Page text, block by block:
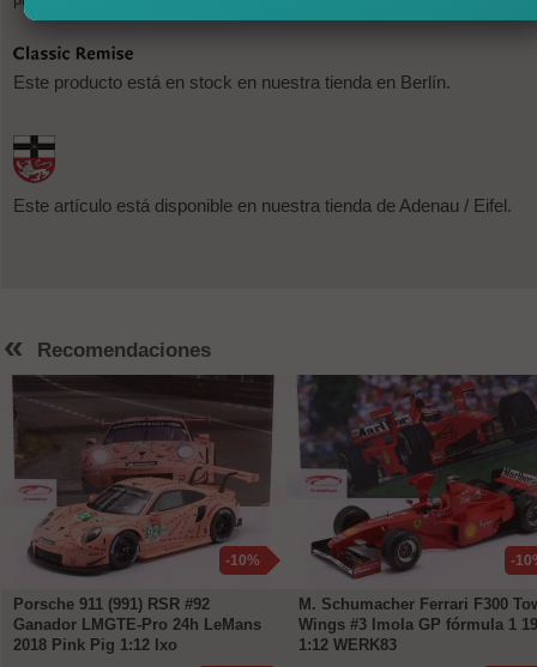
Este producto está en stock en nuestra tienda en Berlín.
Este artículo está disponible en nuestra tienda de Adenau / Eifel.
« Recomendaciones
-10%
Porsche 911 (991) RSR #92
Ganador LMGTE-Pro 24h LeMans
2018 Pink Pig 1:12 Ixo
-
M. Schumacher Ferrari F300
Wings #3 Imola GP fórmula 1
1:12 WERK83